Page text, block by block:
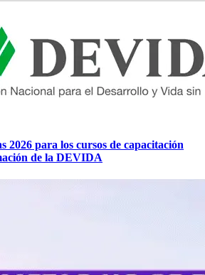
2026 para los cursos de capacitación
de la DEVIDA